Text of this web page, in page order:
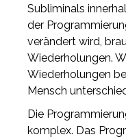
Subliminals
der
verändert wird,
Wiederholungen.
Wiederholungen
Mensch
Die
komplex. Das